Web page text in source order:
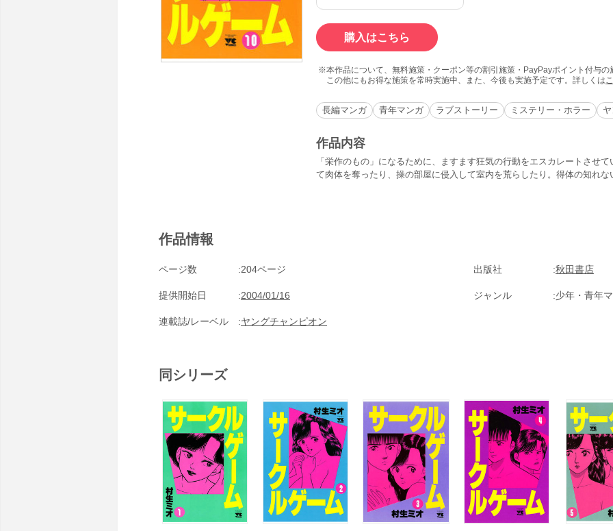
購入はこちら
本作品について、無料施策・クーポン等の割引施策・PayPayポイント付与
この他にもお得な施策を常時実施中、また、今後も実施予定です。詳しくは
長編マンガ 青年マンガ ラブストーリー ミステリー・ホラー
作品内容
「栄作のもの」になるために、ますます狂気の行動をエスカレートさせ
て肉体を奪ったり、操の部屋に侵入して室内を荒らしたり。得体の知れ
作品情報
ページ数 204ページ 出版社 秋田書店
提供開始日 2004/01/16 ジャンル 少年・青年
連載誌/レーベル ヤングチャンピオン
同シリーズ